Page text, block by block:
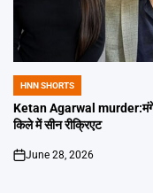
POSTED
IN
HNN SHORTS
Ketan Agarwal
किले में सीन रीक्रिएट
on
June 28, 2026